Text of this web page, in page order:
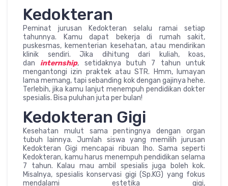
Kedokteran
Peminat jurusan Kedokteran selalu ramai setiap
tahunnya. Kamu dapat bekerja di rumah sakit,
puskesmas, kementerian kesehatan, atau mendirikan
klinik sendiri. Jika dihitung dari kuliah, koas,
dan internship, setidaknya butuh 7 tahun untuk
mengantongi izin praktek atau STR. Hmm, lumayan
lama memang, tapi sebanding kok dengan gajinya hehe.
Terlebih, jika kamu lanjut menempuh pendidikan dokter
spesialis. Bisa puluhan juta per bulan!
Kedokteran Gigi
Kesehatan mulut sama pentingnya dengan organ
tubuh lainnya. Jumlah siswa yang memilih jurusan
Kedokteran Gigi mencapai ribuan lho. Sama seperti
Kedokteran, kamu harus menempuh pendidikan selama
7 tahun. Kalau mau ambil spesialis juga boleh kok.
Misalnya, spesialis konservasi gigi (Sp.KG) yang fokus
mendalami estetika gigi,